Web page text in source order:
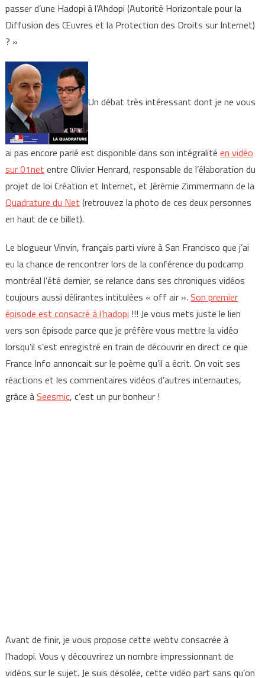
passer d’une Hadopi à l’Ahdopi (Autorité Horizontale pour la
Diffusion des Œuvres et la Protection des Droits sur Internet)
? »
Un débat très intéressant dont je ne vous
ai pas encore parlé est disponible dans son intégralité en vidéo
sur 01net entre Olivier Henrard, responsable de l’élaboration du
projet de loi Création et Internet, et Jérémie Zimmermann de la
Quadrature du Net (retrouvez la photo de ces deux personnes
en haut de ce billet).
Le blogueur Vinvin, français parti vivre à San Francisco que j’ai
eu la chance de rencontrer lors de la conférence du podcamp
montréal l’été dernier, se relance dans ses chroniques vidéos
toujours aussi délirantes intitulées « off air ». Son premier
épisode est consacré à l’hadopi !!! Je vous mets juste le lien
vers son épisode parce que je préfère vous mettre la vidéo
lorsqu’il s’est enregistré en train de découvrir en direct ce que
France Info annoncait sur le poème qu’il a écrit. On voit ses
réactions et les commentaires vidéos d’autres internautes,
grâce àSeesmic, c’est un pur bonheur !
Avant de finir, je vous propose cette webtv consacrée à
l’hadopi. Vous y découvrirez un nombre impressionnant de
vidéos sur le sujet. Je suis désolée, cette vidéo part sans qu’on